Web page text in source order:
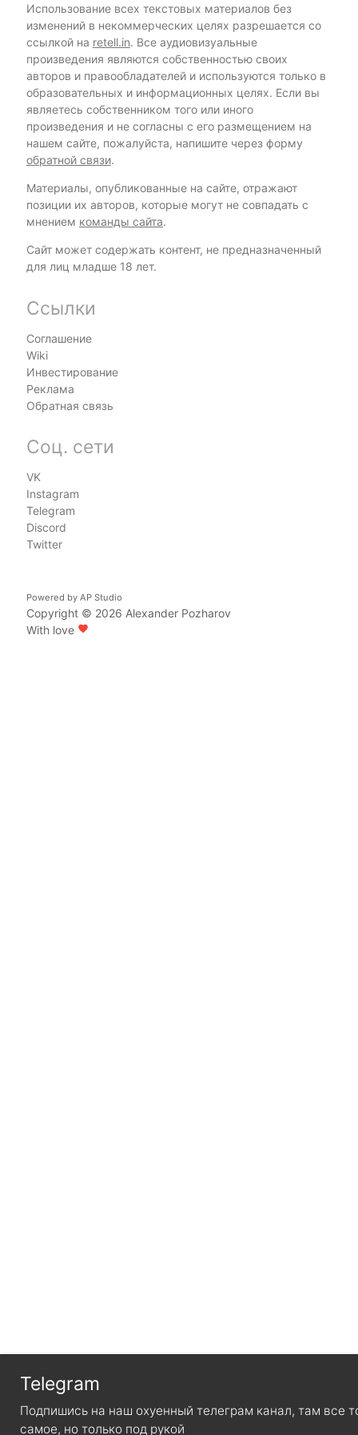
Использование всех текстовых материалов без
изменений в некоммерческих целях разрешается со
ссылкой на retell.in. Все аудиовизуальные
произведения являются собственностью своих
авторов и правообладателей и используются только в
образовательных и информационных целях. Если вы
являетесь собственником того или иного
произведения и не согласны с его размещением на
нашем сайте, пожалуйста, напишите через форму
обратной связи.
Материалы, опубликованные на сайте, отражают
позиции их авторов, которые могут не совпадать с
мнением команды сайта.
Сайт может содержать контент, не предназначенный
для лиц младше 18 лет.
Ссылки
Соглашение
Wiki
Инвестирование
Реклама
Обратная связь
Соц. сети
VK
Instagram
Telegram
Discord
Twitter
Powered by AP Studio
Copyright © 2026 Alexander Pozharov
With love favorite
Telegram
Подпишись на наш охуенный телеграм канал, там все
самое, но только под рукой